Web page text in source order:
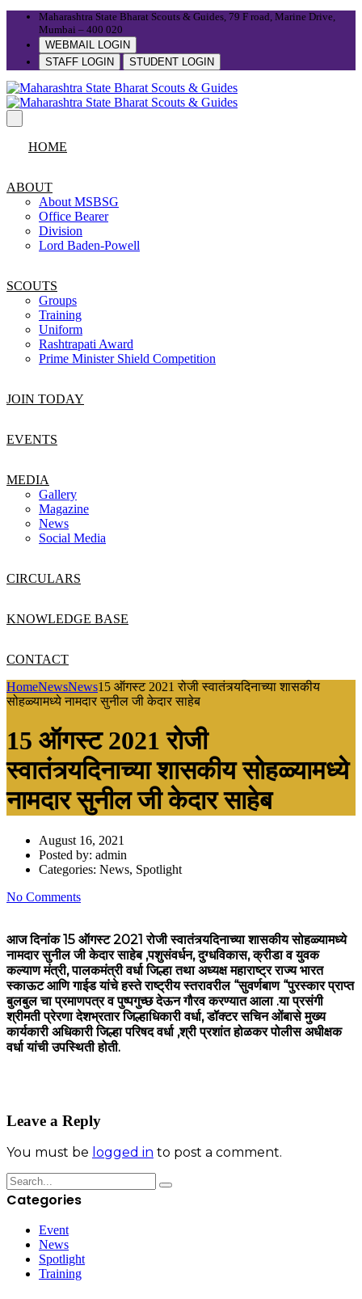
Maharashtra State Bharat Scouts & Guides, 79 F road, Marine Drive,
Mumbai – 400 020
WEBMAIL LOGIN
STAFF LOGIN
STUDENT LOGIN
HOME
ABOUT
About MSBSG
Office Bearer
Division
Lord Baden-Powell
SCOUTS
Groups
Training
Uniform
Rashtrapati Award
Prime Minister Shield Competition
JOIN TODAY
EVENTS
MEDIA
Gallery
Magazine
News
Social Media
CIRCULARS
KNOWLEDGE BASE
CONTACT
HomeNewsNews15 ऑगस्ट 2021 रोजी स्वातंत्र्यदिनाच्या शासकीय
सोहळ्यामध्ये नामदार सुनील जी केदार साहेब
15 ऑगस्ट 2021 रोजी
स्वातंत्र्यदिनाच्या शासकीय सोहळ्यामध्ये
नामदार सुनील जी केदार साहेब
August 16, 2021
Posted by: admin
Categories: News, Spotlight
No Comments
आज दिनांक 15 ऑगस्ट 2021 रोजी स्वातंत्र्यदिनाच्या शासकीय सोहळ्यामध्ये
नामदार सुनील जी केदार साहेब ,पशुसंवर्धन, दुग्धविकास, क्रीडा व युवक
कल्याण मंत्री, पालकमंत्री वर्धा जिल्हा तथा अध्यक्ष महाराष्ट्र राज्य भारत
स्काऊट आणि गाईड यांचे हस्ते राष्ट्रीय स्तरावरील “सुवर्णबाण “पुरस्कार प्राप्त
बुलबुल चा प्रमाणपत्र व पुष्पगुच्छ देऊन गौरव करण्यात आला .या प्रसंगी
श्रीमती प्रेरणा देशभ्रतार जिल्हाधिकारी वर्धा, डॉक्टर सचिन ओंबासे मुख्य
कार्यकारी अधिकारी जिल्हा परिषद वर्धा ,श्री प्रशांत होळकर पोलीस अधीक्षक
वर्धा यांची उपस्थिती होती.
Leave a Reply
You must be logged in to post a comment.
Categories
Event
News
Spotlight
Training